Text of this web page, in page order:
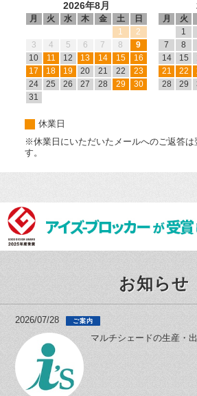
2026年8月
月 火 水 木 金 土
日
1
2
3
4 5 6 7 8
9
10
11 12 13 14 15
16
17
18 19 20 21 22
23
24
25 26 27 28 29
30
31
月 火
1
7
8
14
15
21
22
28
29
休業日
※休業日にいただいたメールへのご返答は
す。
お知らせ
2026/07/28 ご案内
マルチシェードの生産・